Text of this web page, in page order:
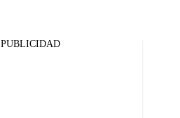
PUBLICIDAD